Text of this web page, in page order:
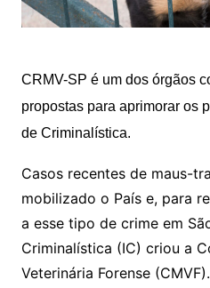
CRMV-SP é um dos órgãos
propostas para aprimorar os
de Criminalística.
Casos recentes de maus-
mobilizado o País e, para
a esse tipo de crime em
Criminalística (IC) criou a
Veterinária Forense